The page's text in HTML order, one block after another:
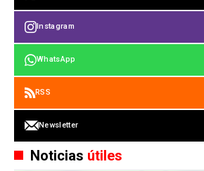
Instagram
WhatsApp
RSS
Newsletter
Noticias útiles